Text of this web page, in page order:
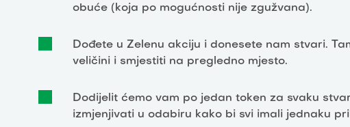
obuće (koja po mogućnosti nije zgužvana).
Dođete u Zelenu akciju i donesete nam stvari.
veličini i smjestiti na pregledno mjesto.
Dodijelit ćemo vam po jedan token za svaku
izmjenjivati u odabiru kako bi svi imali jednaku